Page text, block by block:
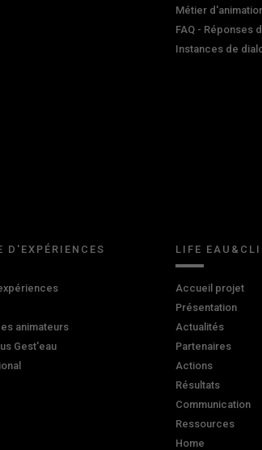
Métier
FAQ - Réponses
Instances de
D'EXPÉRIENCES
animateurs
Gest'eau
LIFE
Accueil projet
Présentation
Actualités
Partenaires
Actions
Résultats
Communication
Ressources
Home